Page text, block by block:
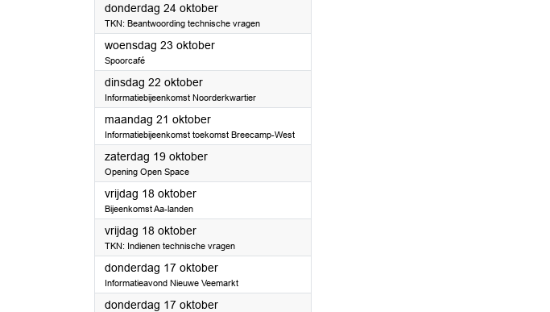
donderdag 24 oktober2024
TKN: Beantwoording technische vragen
woensdag 23 oktober2024
Spoorcafé
dinsdag 22 oktober2024
Informatiebijeenkomst Noorderkwartier
maandag 21 oktober2024
Informatiebijeenkomst toekomst Breecamp-West
zaterdag 19 oktober2024
Opening Open Space
vrijdag 18 oktober2024
Bijeenkomst Aa-landen
vrijdag 18 oktober2024
TKN: Indienen technische vragen
donderdag 17 oktober2024
Informatieavond Nieuwe Veemarkt
donderdag 17 oktober2024